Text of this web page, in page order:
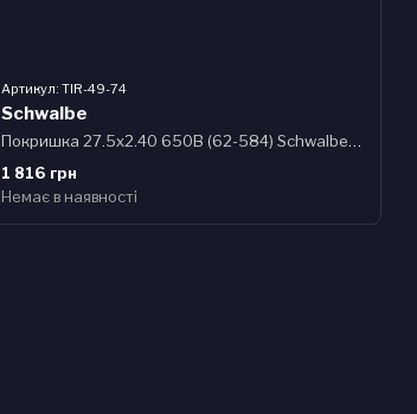
Артикул: TIR-49-74
Schwalbe
Покришка 27.5x2.40 650B (62-584) Schwalbe HURRICANE Performance, DD, RaceGuard B/B-SK + RT HS499 ADDIX 67EPI B
1 816 грн
Немає в наявності